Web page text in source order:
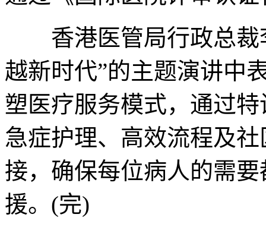
香港医管局行政总裁
越新时代”的主题演讲中
塑医疗服务模式，通过
急症护理、高效流程及
接，确保每位病人的需
援。(完)